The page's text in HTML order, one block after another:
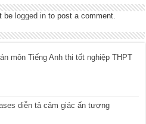
be logged in to post a comment.
môn Tiếng Anh thi tốt nghiệp THPT
diễn tả cảm giác ấn tượng